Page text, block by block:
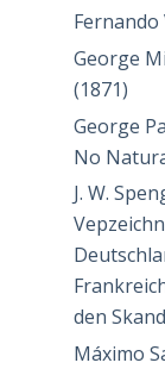
George
(1871)
George
No
J. W.
den
Máximo